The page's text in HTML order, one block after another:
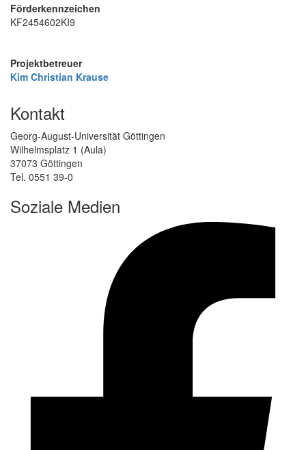
Förderkennzeichen
KF2454602KI9
Projektbetreuer
Kim Christian Krause
Kontakt
Georg-August-Universität Göttingen
Wilhelmsplatz 1 (Aula)
37073 Göttingen
Tel. 0551 39-0
Soziale Medien